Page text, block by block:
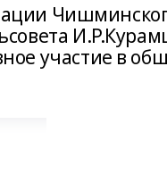
участие в